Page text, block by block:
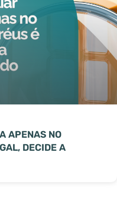
APENAS NO
DECIDE A